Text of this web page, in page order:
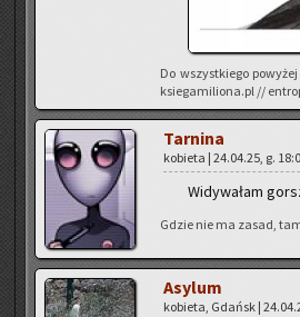
Do wszyst­kie­go
ksiegamiliona.pl //
Tar­ni­na
ko­bie­ta | 24.04.25, g.
Wi­dy­wa­łam
Gdzie nie ma zasad,
Asy­lum
ko­bie­ta, Gdańsk |